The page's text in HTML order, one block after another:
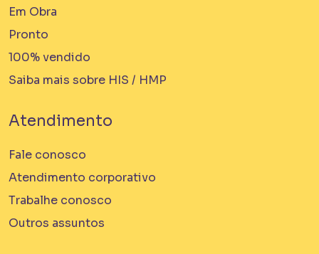
Em Obra
Pronto
100% vendido
Saiba mais sobre HIS / HMP
Atendimento
Fale conosco
Atendimento corporativo
Trabalhe conosco
Outros assuntos